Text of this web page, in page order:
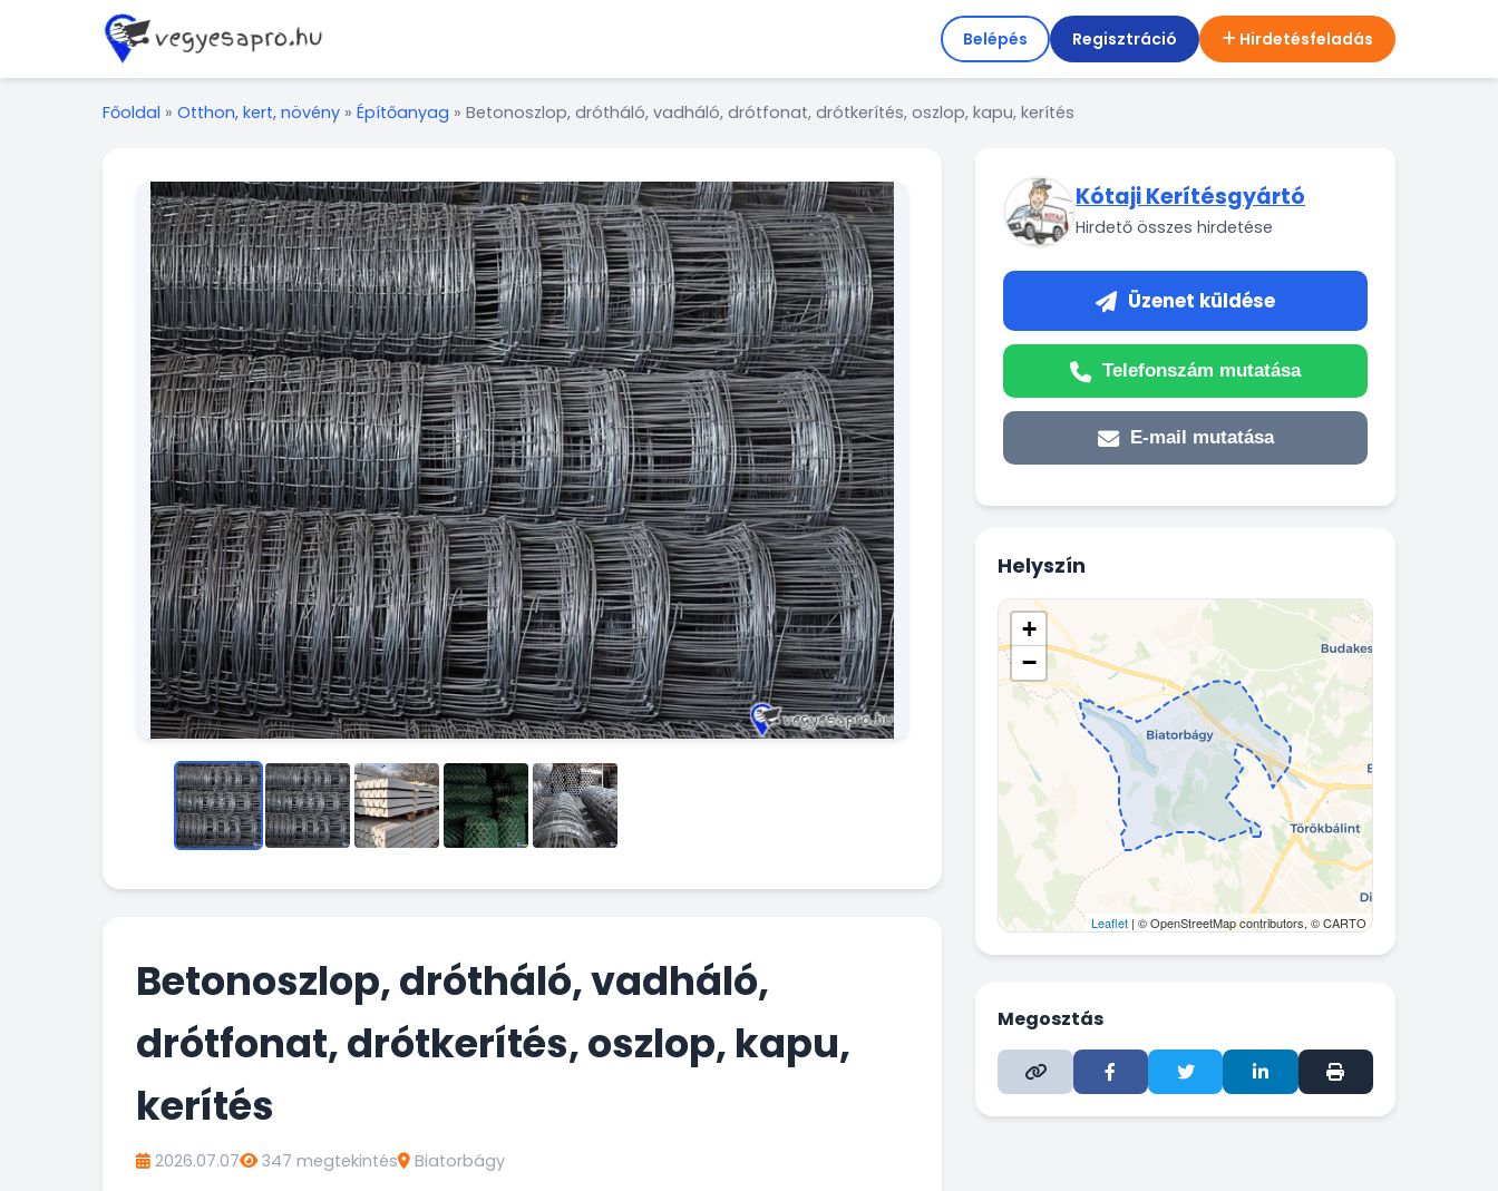
Belépés Regisztráció Hirdetésfeladás
Főoldal » Otthon, kert, növény » Építőanyag » Betonoszlop, drótháló, vadháló, drótfonat, drótkerítés, oszlop, kapu, kerítés
Betonoszlop, drótháló, vadháló,
drótfonat, drótkerítés, oszlop, kapu,
kerítés
2026.07.07 347 megtekintés Biatorbágy
Kótaji Kerítésgyártó
Hirdető összes hirdetése
Üzenet küldése
Telefonszám mutatása
E-mail mutatása
Helyszín
+
−
Leaflet| © OpenStreetMap contributors, © CARTO
Megosztás